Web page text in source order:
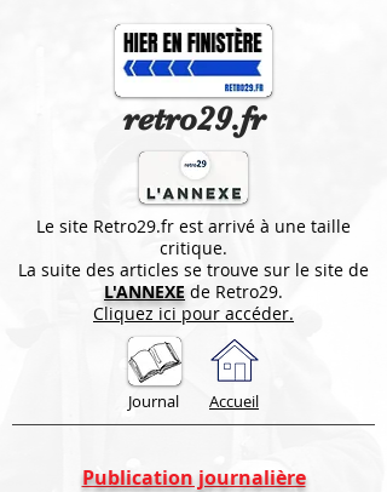
retro29.fr
Le site Retro29.fr est arrivé à une taille
critique.
La suite des articles se trouve sur le site de
L'ANNEXE de Retro29.
Cliquez ici pour accéder.
Journal Accueil
Publication journalière